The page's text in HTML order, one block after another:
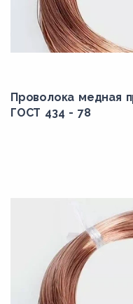
Проволока медная
ГОСТ 434 - 78